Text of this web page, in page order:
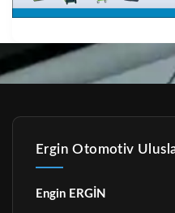
Ergin Otomotiv
Engin ERGİN